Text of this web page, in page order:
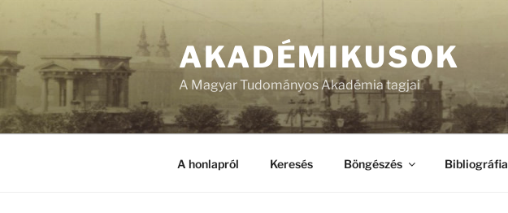
AKADÉMIKUSOK
A Magyar Tudományos Akadémia tagjai
A honlapról Keresés Böngészés Bibliográfia